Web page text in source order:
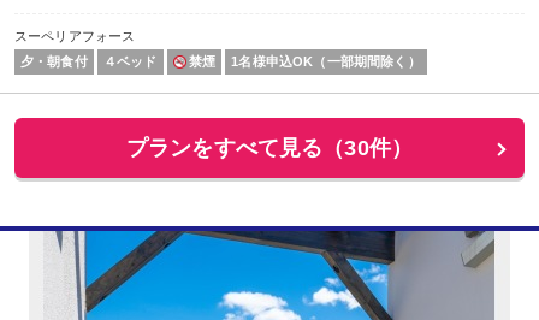
スーペリアフォース
夕・朝食付
４ベッド 禁煙 1名様申込OK（一部期間除く）
プランをすべて見る（30件）